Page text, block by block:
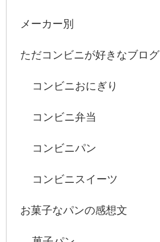
メーカー別
ただコンビニが好きなブログ
コンビニおにぎり
コンビニ弁当
コンビニパン
コンビニスイーツ
お菓子なパンの感想文